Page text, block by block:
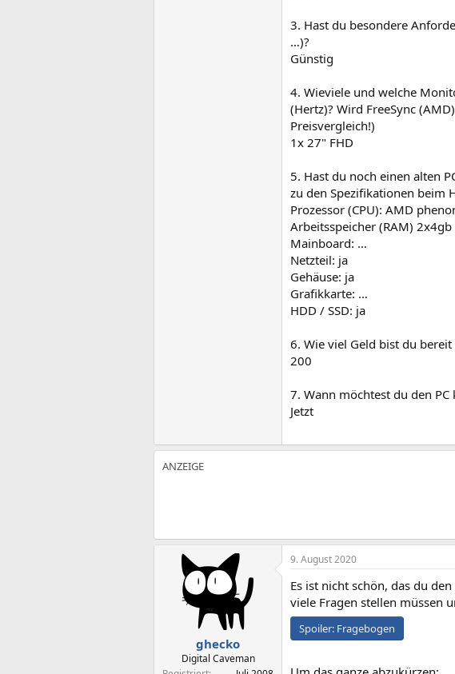
3. Hast du besondere
…)?
Günstig
4. Wieviele und welche
(Hertz)? Wird FreeSync
Preisvergleich!)
1x 27" FHD
5. Hast du noch einen alten
zu den Spezifikationen beim
Prozessor (CPU): AMD
Arbeitsspeicher (RAM)
Mainboard: …
Netzteil: ja
Gehäuse: ja
Grafikkarte: …
HDD / SSD: ja
6. Wie viel Geld bist du bereit
200
7. Wann möchtest du den
Jetzt
ghecko
Digital Caveman
9. August 2020
Es ist nicht schön, das du
viele Fragen stellen müssen
Spoiler: Fragebogen